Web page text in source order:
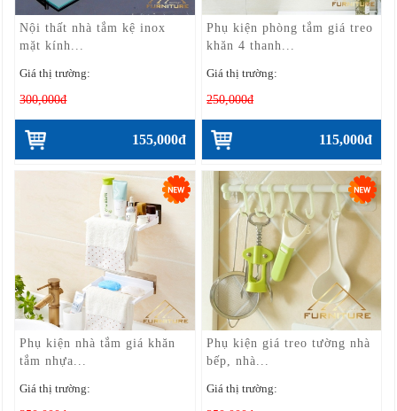
Nội thất nhà tắm kệ inox
mặt kính...
Giá thị trường:
300,000đ
155,000đ
Phụ kiện phòng tắm giá treo
khăn 4 thanh...
Giá thị trường:
250,000đ
115,000đ
Phụ kiện nhà tắm giá khăn
tắm nhựa...
Giá thị trường:
Phụ kiện giá treo tường nhà
bếp, nhà...
Giá thị trường: